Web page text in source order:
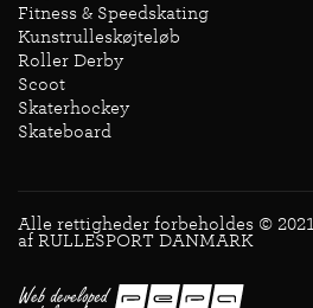
Fitness & Speedskating
Kunstrulleskøjteløb
Roller Derby
Scoot
Skaterhockey
Skateboard
Alle rettigheder forbeholdes © 2021
af RULLESPORT DANMARK